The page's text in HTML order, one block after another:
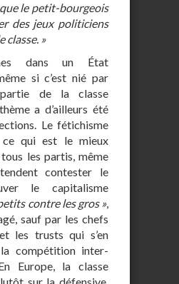
le petit-bourgeois
des jeux politiciens
classe. »
dans un État
si c’est nié par
de la classe
a d’ailleurs été
Le fétichisme
qui est le mieux
les partis, même
contester le
le capitalisme
contre les gros »,
sauf par les chefs
les trusts qui s’en
compétition inter-
Europe, la classe